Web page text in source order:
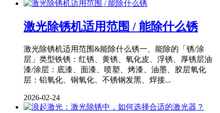
激光除锈机适用范围 / 能除什么锈
激光除锈机适用范围&能除什么锈一、能除的「锈/涂
层」类型铁锈：红锈、黄锈、氧化皮、浮锈、厚锈层油
漆/涂层：底漆、面漆、喷塑、烤漆、油墨、胶层氧化
层：铝氧化、铜氧化、不锈钢发黑、焊接...
2026-02-24